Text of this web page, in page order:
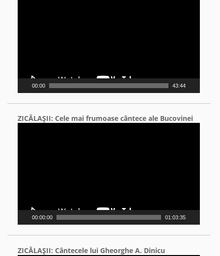
00:00 43:44
ZICĂLAŞII: Cele mai frumoase cântece ale Bucovinei
00:00:00 01:03:35
ZICĂLAŞII: Cântecele lui Gheorghe A. Dinicu